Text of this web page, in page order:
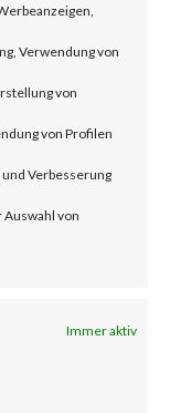
Verwendung von
von
von Profilen
Verbesserung
von
Immer aktiv